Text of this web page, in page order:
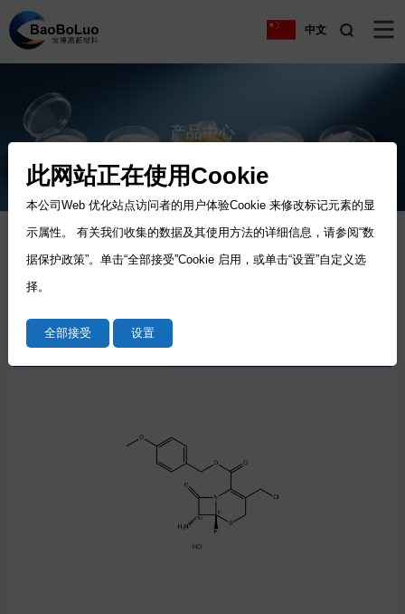
中文
产品中心
植物源胆固醇系列 医药中间体
此网站正在使用Cookie
本公司Web 优化站点访问者的用户体验Cookie 来修改标记元素的显
示属性。 有关我们收集的数据及其使用方法的详细信息，请参阅“数
据保护政策”。单击“全部接受”Cookie 启用，或单击“设置”自定义选
择。
全部接受 设置